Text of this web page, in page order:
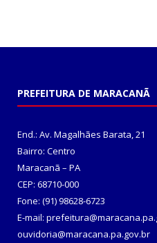
PREFEITURA DE MARACANÃ
End.: Av. Magalhães Barata, 21
Bairro: Centro
Maracanã – PA
CEP: 68710-000
Fone: (91) 98628-6723
E-mail:
ouvidoria@maracana.pa.gov.br